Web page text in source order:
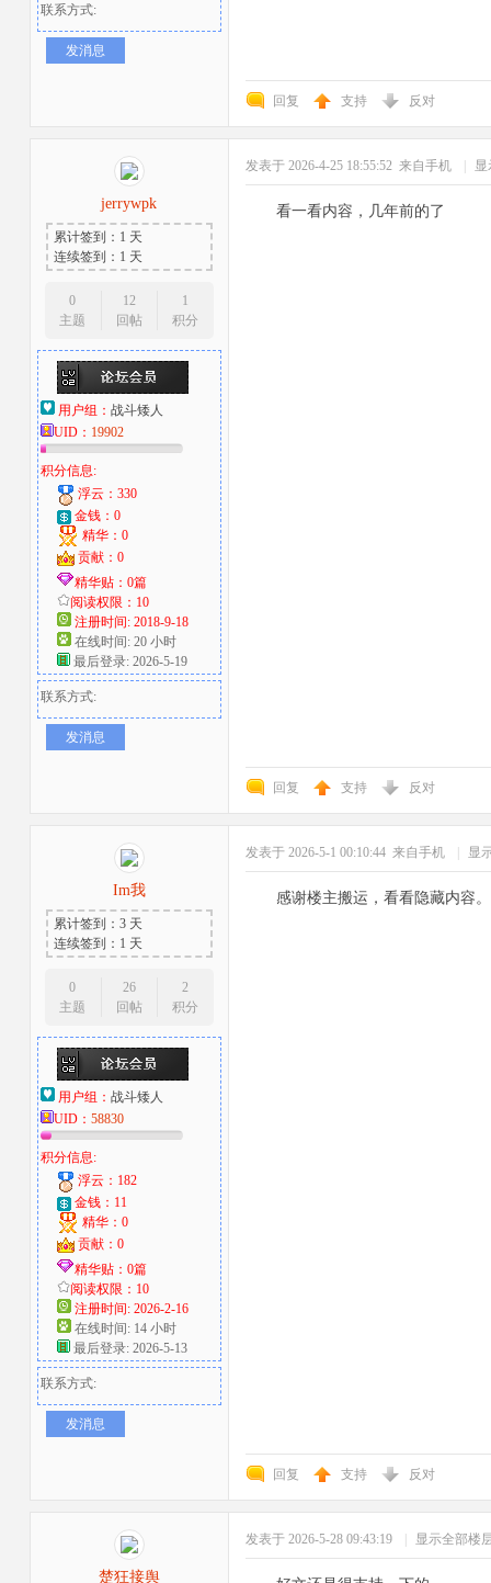
联系方式:
发消息
回复 支持 反对
jerrywpk
累计签到：1 天
连续签到：1 天
0
主题
12
回帖
1
积分
用户组： 战斗矮人
UID： 19902
积分信息:
浮云：330
金钱：0
精华：0
贡献：0
精华贴：0篇
阅读权限：10
注册时间: 2018-9-18
在线时间: 20 小时
最后登录: 2026-5-19
联系方式:
发消息
发表于 2026-4-25 18:55:52 来自手机 显
看一看内容，几年前的了
回复 支持 反对
Im我
累计签到：3 天
连续签到：1 天
0
主题
26
回帖
2
积分
用户组： 战斗矮人
UID： 58830
积分信息:
浮云：182
金钱：11
精华：0
贡献：0
精华贴：0篇
阅读权限：10
注册时间: 2026-2-16
在线时间: 14 小时
最后登录: 2026-5-13
联系方式:
发消息
发表于 2026-5-1 00:10:44 来自手机 显
感谢楼主搬运，看看隐藏内容。
回复 支持 反对
楚狂接舆
发表于 2026-5-28 09:43:19 显示全部楼